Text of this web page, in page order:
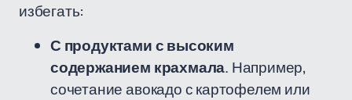
избегать:
С продуктами с высоким
содержанием крахмала. Например,
сочетание авокадо с картофелем или